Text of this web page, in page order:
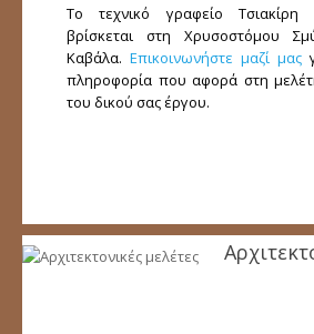
Βεβαίωση μηχανικού
Τοπογραφικά διαγράμματα
Πιστοποιητικά ενεργειακής
Επικοινωνία
Το τεχνικό γραφείο Τσιακίρη
βρίσκεται στη Χρυσοστόμου
Καβάλα. Επικοινωνήστε μαζί μας
πληροφορία που αφορά στη
του δικού σας έργου.